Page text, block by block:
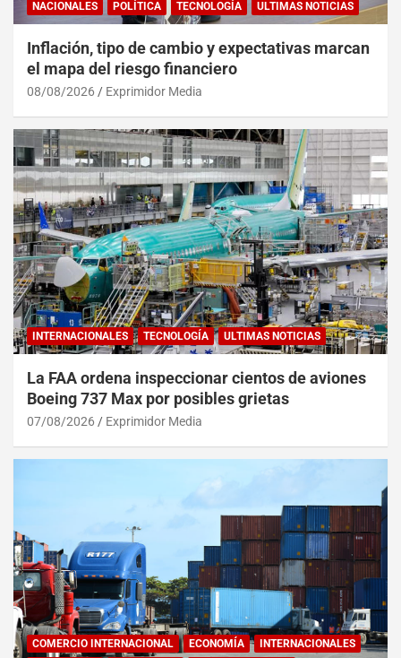
NACIONALES
POLÍTICA TECNOLOGÍA ULTIMAS NOTICIAS
Inflación, tipo de cambio y expectativas marcan
el mapa del riesgo financiero
08/08/2026 Exprimidor Media
INTERNACIONALES TECNOLOGÍA ULTIMAS NOTICIAS
La FAA ordena inspeccionar cientos de aviones
Boeing 737 Max por posibles grietas
07/08/2026 Exprimidor Media
COMERCIO INTERNACIONAL ECONOMÍA
INTERNACIONALES